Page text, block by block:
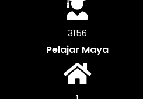
3555
Pelajar Maya